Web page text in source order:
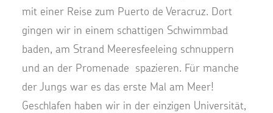
mit einer Reise zum Puerto de Veracruz. Dort
gingen wir in einem schattigen Schwimmbad
baden, am Strand Meeresfeeleing schnuppern
und an der Promenade spazieren. Für manche
der Jungs war es das erste Mal am Meer!
Geschlafen haben wir in der einzigen Universität,